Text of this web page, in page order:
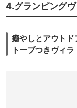
4.グランピング
癒やしとアウトド
トーブつきヴィラ